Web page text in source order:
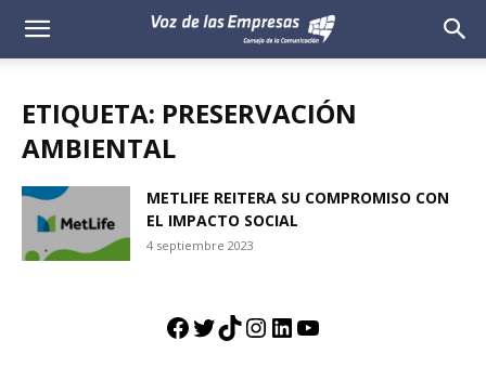
Voz
Empresas
ETIQUETA: PRESERVACIÓN
AMBIENTAL
METLIFE REITERA SU COMPROMISO CON
EL IMPACTO SOCIAL
4 septiembre 2023
Facebook
Twitter
TikTok
Instagram
LinkedIn
YouTube